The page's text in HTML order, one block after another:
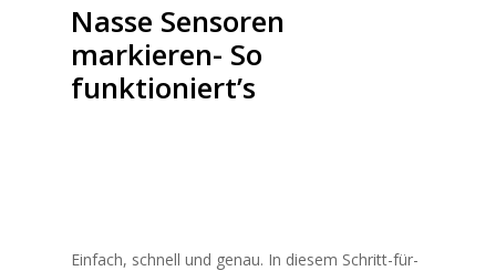
Nasse Sensoren
markieren- So
funktioniert’s
Einfach, schnell und genau. In diesem Schritt-für-